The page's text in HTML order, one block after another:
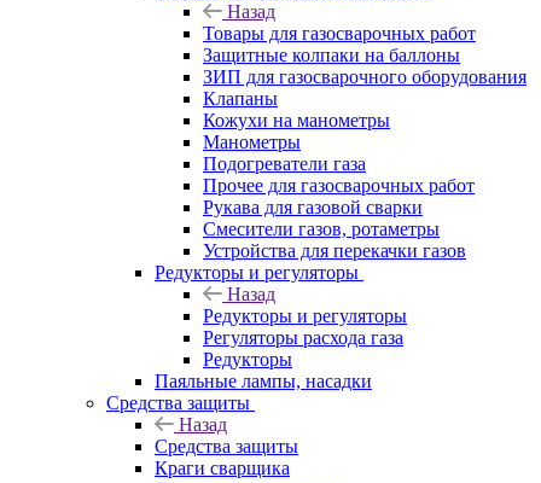
Назад
Товары для газосварочных работ
Защитные колпаки на баллоны
ЗИП для газосварочного оборудования
Клапаны
Кожухи на манометры
Манометры
Подогреватели газа
Прочее для газосварочных работ
Рукава для газовой сварки
Смесители газов, ротаметры
Устройства для перекачки газов
Редукторы и регуляторы
Назад
Редукторы и регуляторы
Регуляторы расхода газа
Редукторы
Паяльные лампы, насадки
Средства защиты
Назад
Средства защиты
Краги сварщика